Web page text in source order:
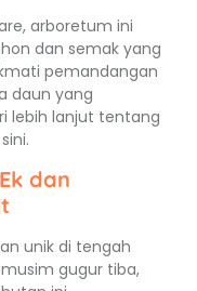
arboretum ini
dan semak yang
pemandangan
daun yang
lebih lanjut tentang
dan
unik di tengah
gugur tiba,